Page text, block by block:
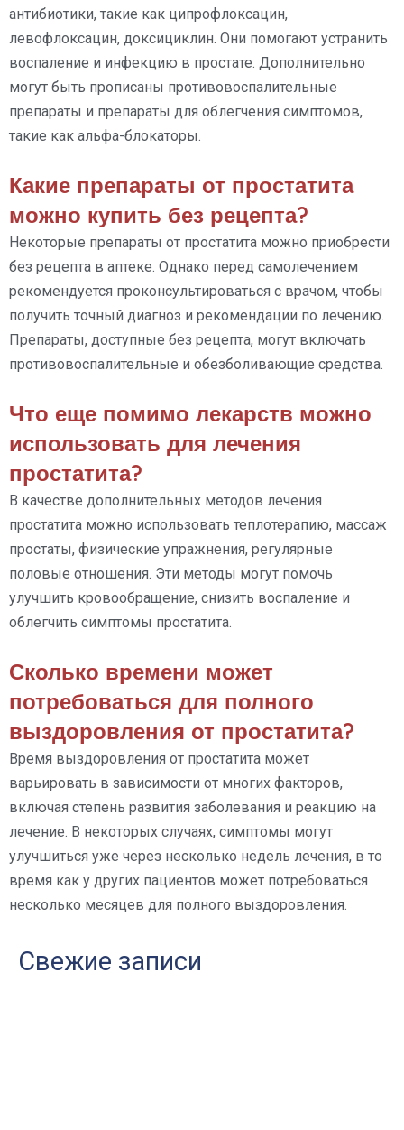
антибиотики, такие как ципрофлоксацин,
левофлоксацин, доксициклин. Они помогают устранить
воспаление и инфекцию в простате. Дополнительно
могут быть прописаны противовоспалительные
препараты и препараты для облегчения симптомов,
такие как альфа-блокаторы.
Какие препараты от простатита
можно купить без рецепта?
Некоторые препараты от простатита можно приобрести
без рецепта в аптеке. Однако перед самолечением
рекомендуется проконсультироваться с врачом, чтобы
получить точный диагноз и рекомендации по лечению.
Препараты, доступные без рецепта, могут включать
противовоспалительные и обезболивающие средства.
Что еще помимо лекарств можно
использовать для лечения
простатита?
В качестве дополнительных методов лечения
простатита можно использовать теплотерапию, массаж
простаты, физические упражнения, регулярные
половые отношения. Эти методы могут помочь
улучшить кровообращение, снизить воспаление и
облегчить симптомы простатита.
Сколько времени может
потребоваться для полного
выздоровления от простатита?
Время выздоровления от простатита может
варьировать в зависимости от многих факторов,
включая степень развития заболевания и реакцию на
лечение. В некоторых случаях, симптомы могут
улучшиться уже через несколько недель лечения, в то
время как у других пациентов может потребоваться
несколько месяцев для полного выздоровления.
Свежие записи